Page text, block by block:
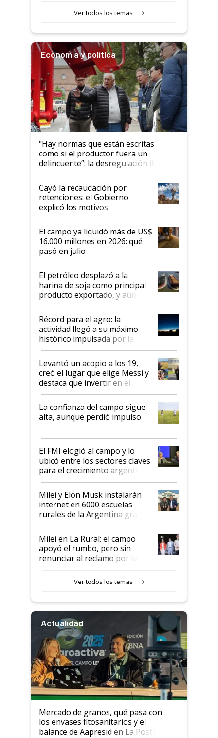
Ver todos los temas
Economía y política
"Hay normas que están escritas
como si el productor fuera un
delincuente”: la desregulación llegó
al Congreso Aapresid y hasta se
habló del financiamiento al IPCVA
Cayó la recaudación por
retenciones: el Gobierno
explicó los motivos
El campo ya liquidó más de US$
16.000 millones en 2026: qué
pasó en julio
El petróleo desplazó a la
harina de soja como principal
producto exportado, y aún así
el agro aportó casi seis de cada
diez dólares y sostuvo el
liderazgo en un semestre
récord
Récord para el agro: la
actividad llegó a su máximo
histórico impulsada por la
cosecha y las exportaciones
Levantó un acopio a los 19,
creó el lugar que elige Messi y
destaca que invertir en el
kirchnerismo era como "darle
plata a un hijo para droga":
Juan Félix Rossetti, el libertario
que de una dura crisis salió
de Milei
La confianza del campo sigue
alta, aunque perdió impulso
El FMI elogió al campo y lo
ubicó entre los sectores claves
para el crecimiento argentino
Milei y Elon Musk instalarán
internet en 6000 escuelas
rurales de la Argentina gracias
a un acuerdo con Starlink
Milei en La Rural: el campo
apoyó el rumbo, pero sin
renunciar al reclamo por las
Ver todos los temas
Actualidad
Mercado de granos, qué pasa con
los envases fitosanitarios y el
balance de Aapresid en La Posta